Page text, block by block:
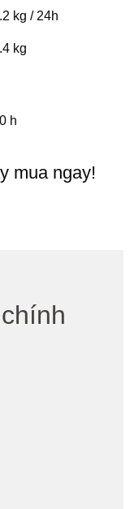
kg / 24h
kg
h
mua ngay!